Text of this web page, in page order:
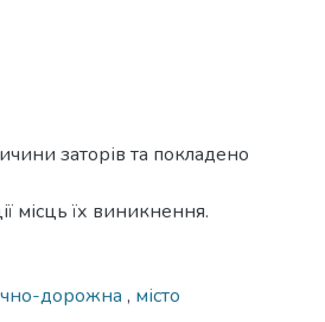
заторів та покладено
місць їх виникнення.
дорожна , місто